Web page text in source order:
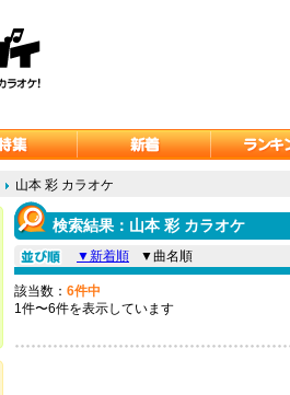
山本 彩 カラオケ
検索結果：山本 彩 カラオケ
▼新着順 ▼曲名順
該当数： 6件中
1件〜6件を表示しています